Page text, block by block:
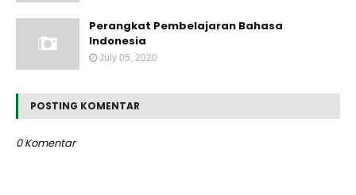
Perangkat Pembelajaran Bahasa
Indonesia
July 05, 2020
POSTING KOMENTAR
0 Komentar